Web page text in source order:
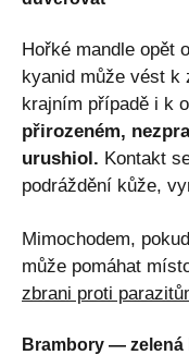
Hořké mandle opět
kyanid může vést
krajním případě i k
přirozeném,
urushiol. Kontakt
podráždění kůže,
Mimochodem,
může pomáhat
zbrani proti
Brambory — zelená